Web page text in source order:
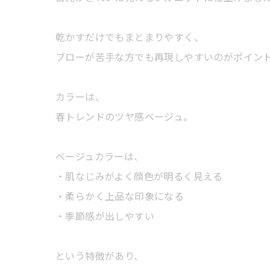
乾かすだけでもまとまりやすく、
ブローが苦手な方でも再現しやすいのがポイン
カラーは、
春トレンドのツヤ感ベージュ。
ベージュカラーは、
・肌なじみがよく顔色が明るく見える
・柔らかく上品な印象になる
・季節感が出しやすい
という特徴があり、